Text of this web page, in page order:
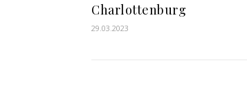
Charlottenburg
29.03.2023